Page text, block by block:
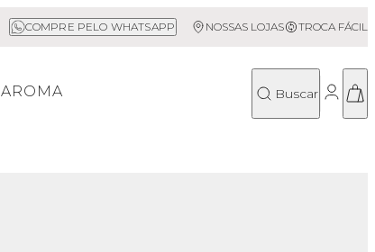
Sale até 50% Off
COMPRE PELO WHATSAPP NOSSAS LOJAS TROCA FÁCIL
AROMA Buscar